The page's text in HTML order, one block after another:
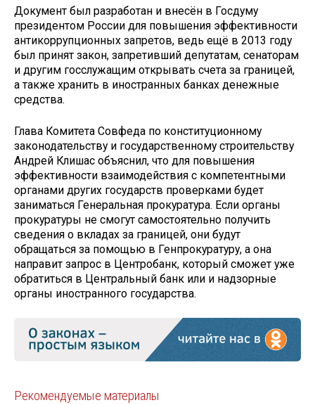
Документ был разработан и внесён в Госдуму
президентом России для повышения эффективности
антикоррупционных запретов, ведь ещё в 2013 году
был принят закон, запретивший депутатам, сенаторам
и другим госслужащим открывать счета за границей,
а также хранить в иностранных банках денежные
средства.
Глава Комитета Совфеда по конституционному
законодательству и государственному строительству
Андрей Клишас объяснил, что для повышения
эффективности взаимодействия с компетентными
органами других государств проверками будет
заниматься Генеральная прокуратура. Если органы
прокуратуры не смогут самостоятельно получить
сведения о вкладах за границей, они будут
обращаться за помощью в Генпрокуратуру, а она
направит запрос в Центробанк, который сможет уже
обратиться в Центральный банк или и надзорные
органы иностранного государства.
Рекомендуемые материалы